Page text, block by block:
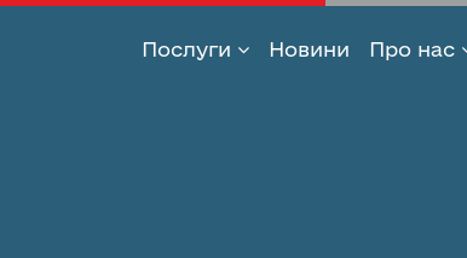
Послуги Новини Про нас